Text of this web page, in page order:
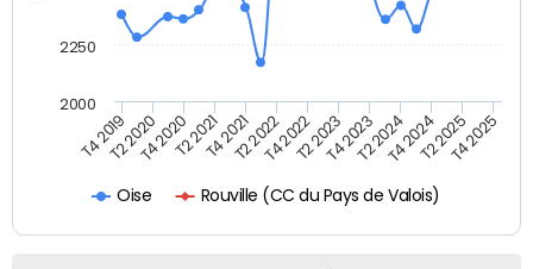
Oise Rouville (CC du Pays de Valois)
T4 2019T2 2020T4 2020T2 2021T4 2021T2 2022T4 2022T2 2023T4 2023T2 2024T4 2024T2 2025T4 2025
2000
2250